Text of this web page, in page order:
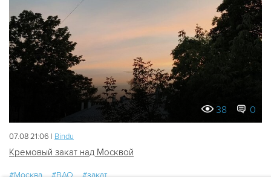
38 0
07.08 21:06 | Bindu
Кремовый закат над Москвой
#Москва #ВАО #закат